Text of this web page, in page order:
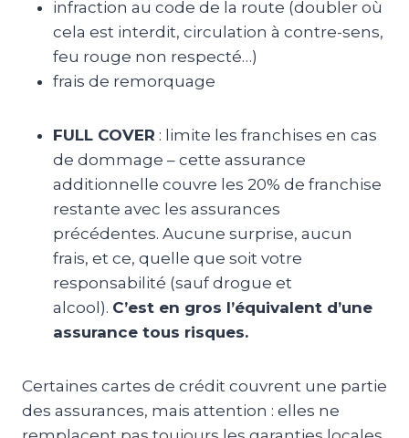
infraction au code de la route (doubler où
cela est interdit, circulation à contre-sens,
feu rouge non respecté…)
frais de remorquage
FULL COVER : limite les franchises en cas
de dommage – cette assurance
additionnelle couvre les 20% de franchise
restante avec les assurances
précédentes. Aucune surprise, aucun
frais, et ce, quelle que soit votre
responsabilité (sauf drogue et
alcool). C’est en gros l’équivalent d’une
assurance tous risques.
Certaines cartes de crédit couvrent une partie
des assurances, mais attention : elles ne